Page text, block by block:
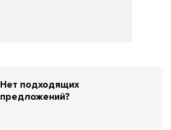
Нет подходящих
предложений?